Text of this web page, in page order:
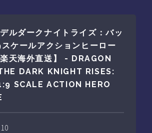
ルダークナイトライズ：バッ
スケールアクションヒーロー
天海外直送】 - DRAGON
DARK KNIGHT RISES:
SCALE ACTION HERO